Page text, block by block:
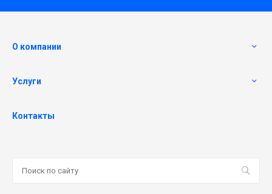
О компании
Услуги
Контакты